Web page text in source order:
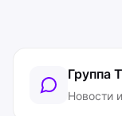
Группа
Новости